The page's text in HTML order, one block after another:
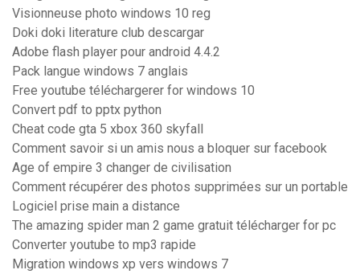
Visionneuse photo windows 10 reg
Doki doki literature club descargar
Adobe flash player pour android 4.4.2
Pack langue windows 7 anglais
Free youtube téléchargerer for windows 10
Convert pdf to pptx python
Cheat code gta 5 xbox 360 skyfall
Comment savoir si un amis nous a bloquer sur facebook
Age of empire 3 changer de civilisation
Comment récupérer des photos supprimées sur un portable
Logiciel prise main a distance
The amazing spider man 2 game gratuit télécharger for pc
Converter youtube to mp3 rapide
Migration windows xp vers windows 7